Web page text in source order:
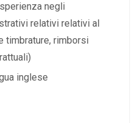
negli
relativi relativi al
timbrature, rimborsi
inglese